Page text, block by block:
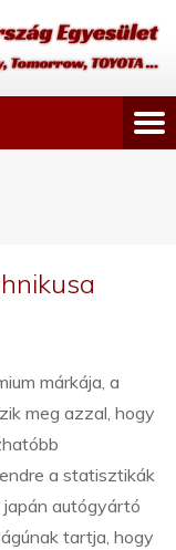
márkája, a
meg azzal, hogy
a statisztikák
autógyártó
tartja, hogy